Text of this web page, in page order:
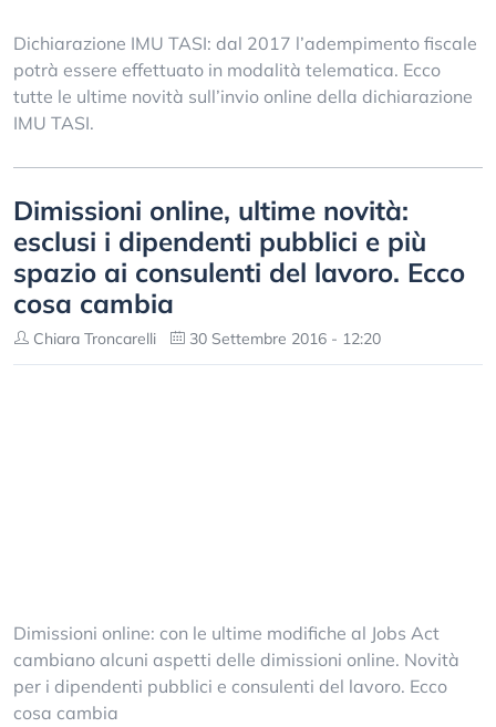
Dichiarazione IMU TASI: dal 2017 l’adempimento fiscale
potrà essere effettuato in modalità telematica. Ecco
tutte le ultime novità sull’invio online della dichiarazione
IMU TASI.
Dimissioni online, ultime novità:
esclusi i dipendenti pubblici e più
spazio ai consulenti del lavoro. Ecco
cosa cambia
Chiara Troncarelli 30 Settembre 2016 - 12:20
Dimissioni online: con le ultime modifiche al Jobs Act
cambiano alcuni aspetti delle dimissioni online. Novità
per i dipendenti pubblici e consulenti del lavoro. Ecco
cosa cambia